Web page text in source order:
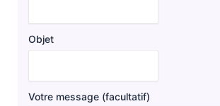
Objet
Votre message (facultatif)